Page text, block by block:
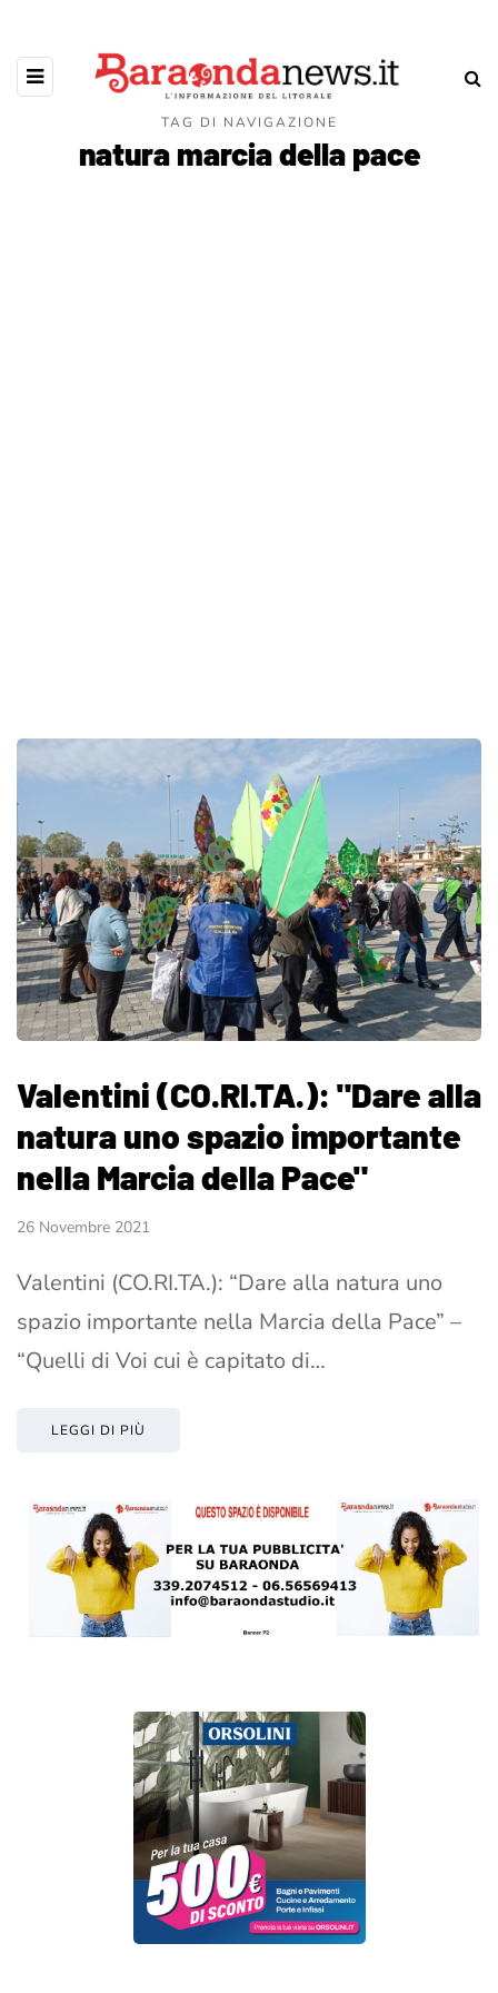
TAG DI NAVIGAZIONE
natura marcia della pace
Valentini (CO.RI.TA.): "Dare alla
natura uno spazio importante
nella Marcia della Pace"
26 Novembre 2021
Valentini (CO.RI.TA.): “Dare alla natura uno
spazio importante nella Marcia della Pace” –
“Quelli di Voi cui è capitato di…
LEGGI DI PIÙ